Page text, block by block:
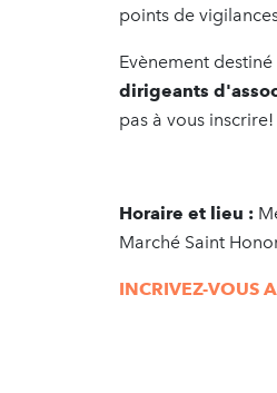
points de
Evènement
dirigeants
pas à vous inscrire!
Horaire et lieu :
Marché Saint
INCRIVEZ-VOUS